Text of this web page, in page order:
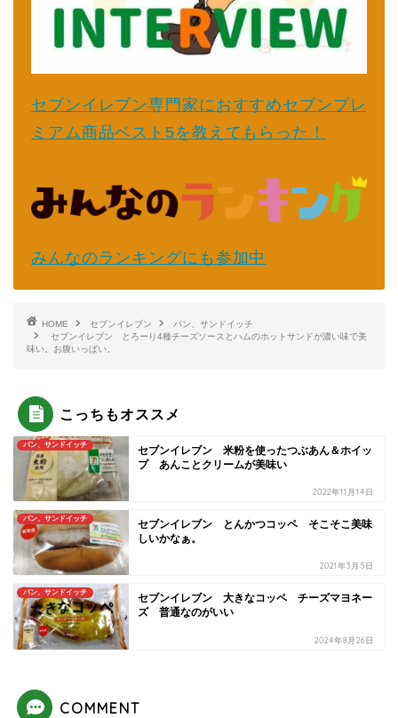
セブンイレブン専門家におすすめセブンプレ
ミアム商品ベスト5を教えてもらった！
みんなのランキングにも参加中
HOME セブンイレブン
パン、サンドイッチ
セブンイレブン とろーり4種チーズソースとハムのホットサンドが濃い味で美
味い。お腹いっぱい。
こっちもオススメ
パン、サンドイッチ
セブンイレブン 米粉を使ったつぶあん＆ホイッ
プ あんことクリームが美味い
2022年11月14日
パン、サンドイッチ
セブンイレブン とんかつコッペ そこそこ美味
しいかなぁ。
2021年3月5日
パン、サンドイッチ
セブンイレブン 大きなコッペ チーズマヨネー
ズ 普通なのがいい
2024年8月26日
COMMENT